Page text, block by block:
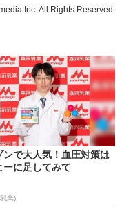
Inc. All Rights Reserved.
ンで大人気！血圧対策は
ーに足してみて
業)